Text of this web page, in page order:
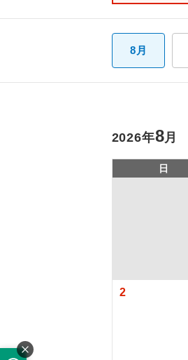
8月
2026年8月
日
2